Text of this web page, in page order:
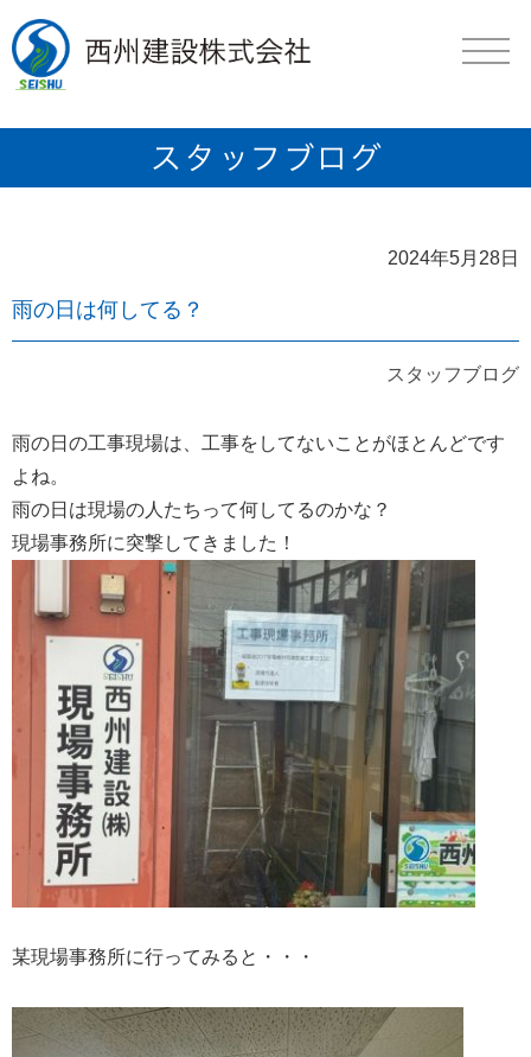
2024年5月28日
雨の日は何してる？
スタッフブログ
雨の日の工事現場は、工事をしてないことがほとんどです
よね。
雨の日は現場の人たちって何してるのかな？
現場事務所に突撃してきました！
某現場事務所に行ってみると・・・